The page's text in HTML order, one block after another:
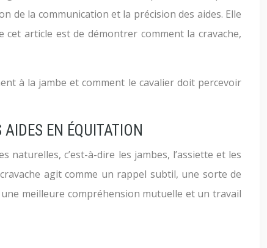
de la communication et la précision des aides. Elle
article est de démontrer comment la cravache,
à la jambe et comment le cavalier doit percevoir
EN ÉQUITATION
c’est-à-dire les jambes, l’assiette et les
agit comme un rappel subtil, une sorte de
meilleure compréhension mutuelle et un travail